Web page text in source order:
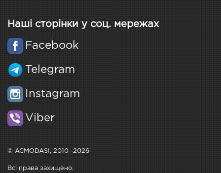
Наші сторінки у соц. мережах
Facebook
Telegram
Instagram
Viber
© ACMODASI, 2010 -2026
Всі права захищено.